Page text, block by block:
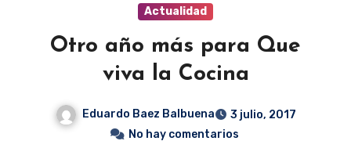
Actualidad
Otro año más para Que
viva la Cocina
Eduardo Baez Balbuena
3 julio, 2017
No hay comentarios